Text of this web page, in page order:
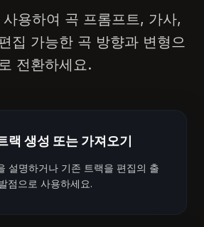
용하여 곡 프롬프트, 가사,
집 가능한 곡 방향과 변형으
전환하세요.
랙 생성 또는 가져오기
설명하거나 기존 트랙을 편집의 출
점으로 사용하세요.